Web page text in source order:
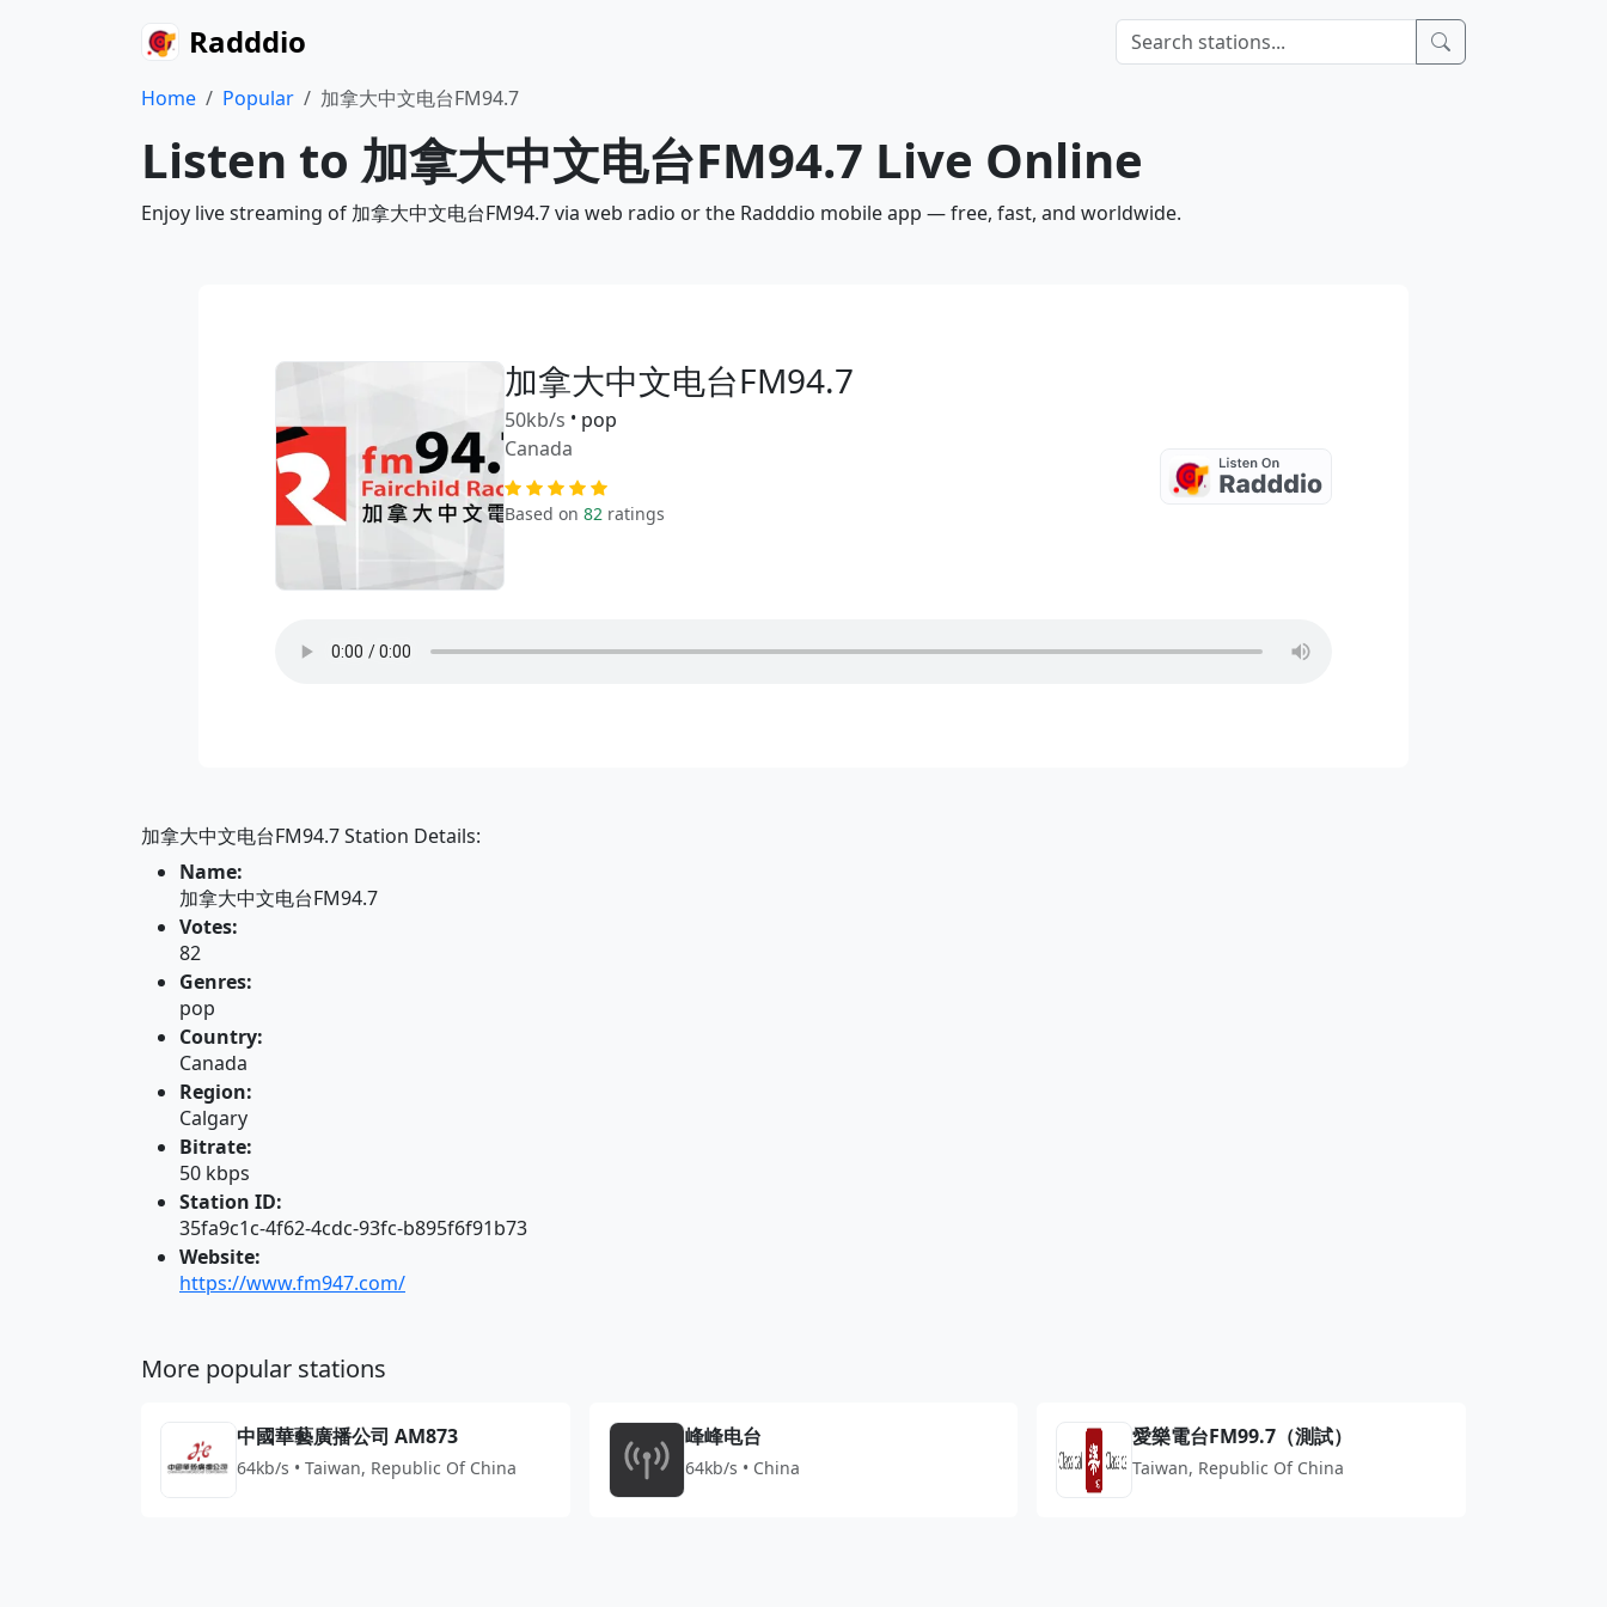
Radddio
Home Popular 加拿大中文电台FM94.7
Listen to 加拿大中文电台FM94.7 Live Online
Enjoy live streaming of 加拿大中文电台FM94.7 via web radio or the Radddio mobile app — free, fast, and worldwide.
加拿大中文电台FM94.7
50kb/s • pop
Canada
Based on 82 ratings
加拿大中文电台FM94.7 Station Details:
Name:
加拿大中文电台FM94.7
Votes:
82
Genres:
pop
Country:
Canada
Region:
Calgary
Bitrate:
50 kbps
Station ID:
35fa9c1c-4f62-4cdc-93fc-b895f6f91b73
Website:
https://www.fm947.com/
More popular stations
中國華藝廣播公司 AM873
64kb/s • Taiwan, Republic Of China
峰峰电台
64kb/s • China
愛樂電台FM99.7（測試）
Taiwan, Republic Of China